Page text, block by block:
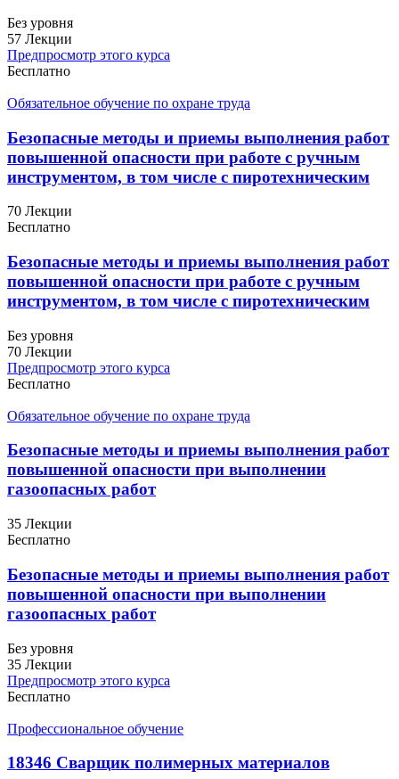
Без уровня
57 Лекции
Предпросмотр этого курса
Бесплатно
Обязательное обучение по охране труда
Безопасные методы и приемы выполнения работ
повышенной опасности при работе с ручным
инструментом, в том числе с пиротехническим
70 Лекции
Бесплатно
Безопасные методы и приемы выполнения работ
повышенной опасности при работе с ручным
инструментом, в том числе с пиротехническим
Без уровня
70 Лекции
Предпросмотр этого курса
Бесплатно
Обязательное обучение по охране труда
Безопасные методы и приемы выполнения работ
повышенной опасности при выполнении
газоопасных работ
35 Лекции
Бесплатно
Безопасные методы и приемы выполнения работ
повышенной опасности при выполнении
газоопасных работ
Без уровня
35 Лекции
Предпросмотр этого курса
Бесплатно
Профессиональное обучение
18346 Сварщик полимерных материалов